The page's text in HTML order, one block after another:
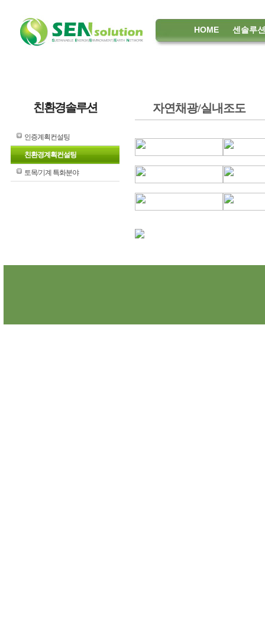
HOME 센솔루션
친환경솔루션
인증계획컨설팅
친환경계획컨설팅
토목/기계 특화분야
자연채광/실내조도